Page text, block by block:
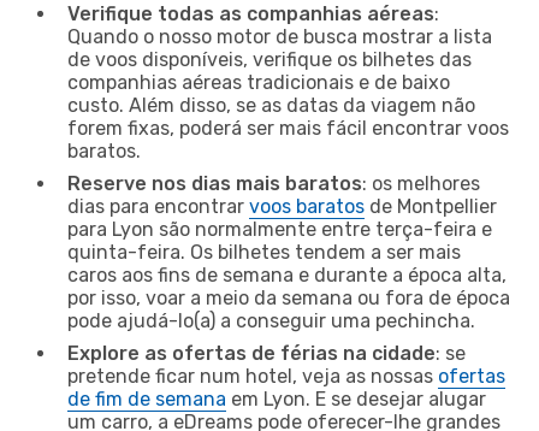
Verifique todas as companhias aéreas:
Quando o nosso motor de busca mostrar a lista
de voos disponíveis, verifique os bilhetes das
companhias aéreas tradicionais e de baixo
custo. Além disso, se as datas da viagem não
forem fixas, poderá ser mais fácil encontrar voos
baratos.
Reserve nos dias mais baratos: os melhores
dias para encontrar voos baratos de Montpellier
para Lyon são normalmente entre terça-feira e
quinta-feira. Os bilhetes tendem a ser mais
caros aos fins de semana e durante a época alta,
por isso, voar a meio da semana ou fora de época
pode ajudá-lo(a) a conseguir uma pechincha.
Explore as ofertas de férias na cidade: se
pretende ficar num hotel, veja as nossas ofertas
de fim de semana em Lyon. E se desejar alugar
um carro, a eDreams pode oferecer-lhe grandes